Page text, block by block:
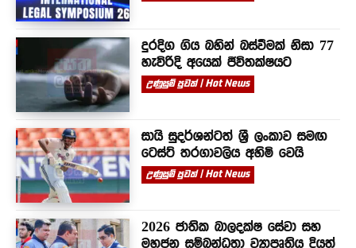
දුරදිග ගිය බහින් බස්වීමක් නිසා 77
හැවිරිදි අයෙක් ජීවිතක්ෂයට
උණුසුම් පුවත් | Hot News
සායි සුදර්ශන්ටත් ශ්‍රී ලංකාව සමඟ
ටෙස්ට් තරගාවලිය අහිමි වෙයි
උණුසුම් පුවත් | Hot News
2026 ජාතික බාලදක්ෂ සේවා සහ
මහජන සම්බන්ධතා ව්‍යාපෘතිය දියත්